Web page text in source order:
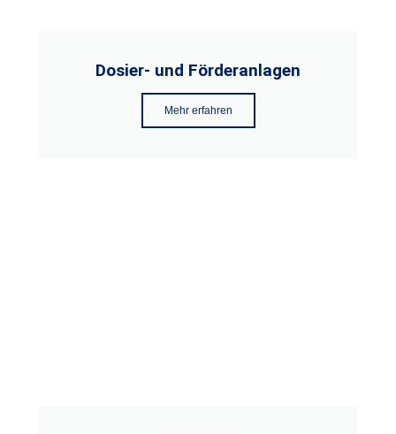
Dosier- und Förderanlagen
Mehr erfahren